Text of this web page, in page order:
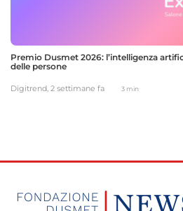
Premio Dusmet 2026: l’intelligenza
delle persone
Digitrend, 2 settimane fa 3 min